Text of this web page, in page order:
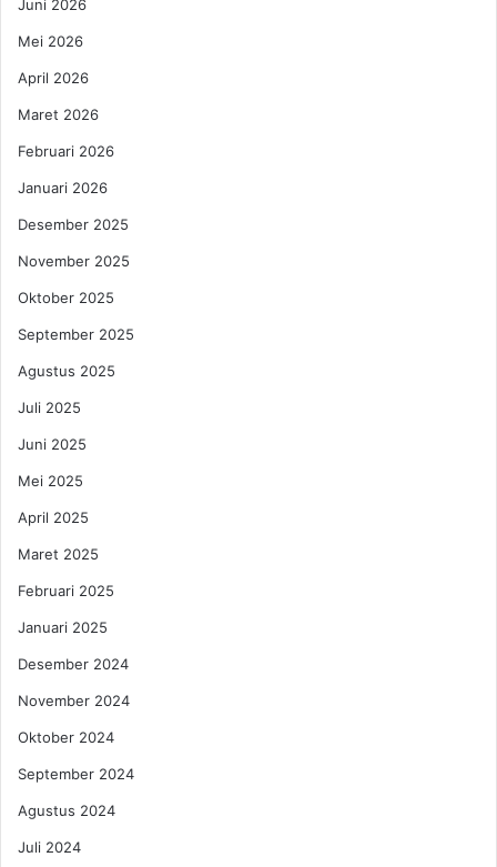
e
b
e
2
0
5
a
i
e
,
C
n
,
e
u
n
g
n
a
K
e
a
n
p
p
t
i
,
u
M
a
e
s
y
e
t
a
P
a
r
r
Juni 2026
Mei 2026
April 2026
Maret 2026
Februari 2026
Januari 2026
Desember 2025
November 2025
Oktober 2025
September 2025
Agustus 2025
Juli 2025
Juni 2025
Mei 2025
April 2025
Maret 2025
Februari 2025
Januari 2025
Desember 2024
November 2024
Oktober 2024
September 2024
Agustus 2024
Juli 2024